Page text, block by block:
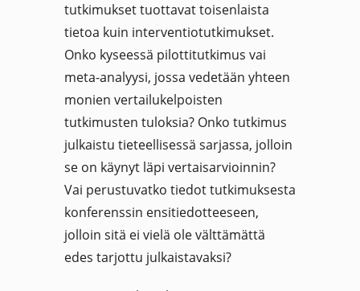
tutkimukset tuottavat toisenlaista
tietoa kuin interventiotutkimukset.
Onko kyseessä pilottitutkimus vai
meta-analyysi, jossa vedetään yhteen
monien vertailukelpoisten
tutkimusten tuloksia? Onko tutkimus
julkaistu tieteellisessä sarjassa, jolloin
se on käynyt läpi vertaisarvioinnin?
Vai perustuvatko tiedot tutkimuksesta
konferenssin ensitiedotteeseen,
jolloin sitä ei vielä ole välttämättä
edes tarjottu julkaistavaksi?